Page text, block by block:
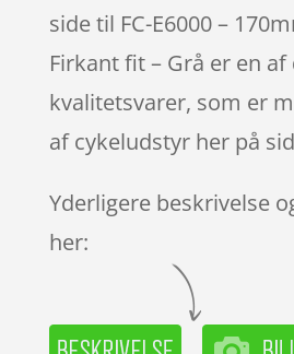
side til FC-E6000 –
Firkant fit – Grå er en
kvalitetsvarer, som er
af cykeludstyr her på
Yderligere beskrivelse
her: